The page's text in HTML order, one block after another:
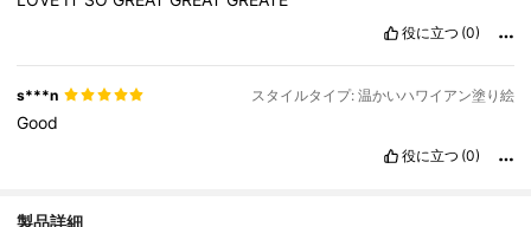
役に立つ (0)
s***n スタイルタイプ: 温かいハワイアン塗り絵
Good
役に立つ (0)
製品詳細